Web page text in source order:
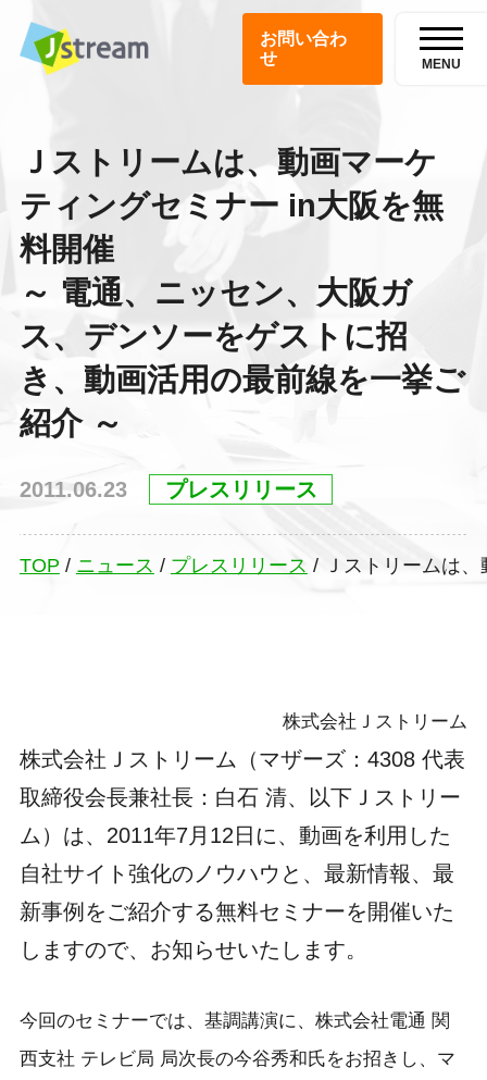
お問い合わ
せ
MENU
Ｊストリームは、動画マーケ
ティングセミナー in大阪を無
料開催
～ 電通、ニッセン、大阪ガ
ス、デンソーをゲストに招
き、動画活用の最前線を一挙ご
紹介 ～
2011.06.23 プレスリリース
TOP / ニュース / プレスリリース / Ｊストリームは
株式会社Ｊストリーム
株式会社Ｊストリーム（マザーズ：4308 代表
取締役会長兼社長：白石 清、以下Ｊストリー
ム）は、2011年7月12日に、動画を利用した
自社サイト強化のノウハウと、最新情報、最
新事例をご紹介する無料セミナーを開催いた
しますので、お知らせいたします。
今回のセミナーでは、基調講演に、株式会社電通 関
西支社 テレビ局 局次長の今谷秀和氏をお招きし、マ